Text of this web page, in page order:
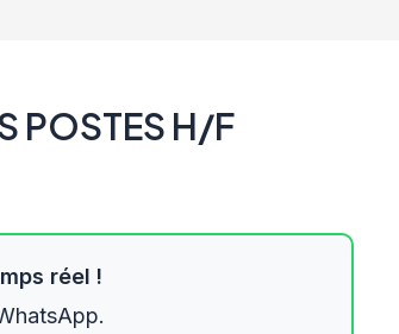
POSTES H/F
réel !